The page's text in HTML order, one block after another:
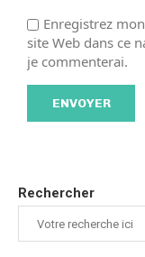
Enregistrez
site Web dans ce
je commenterai.
Rechercher